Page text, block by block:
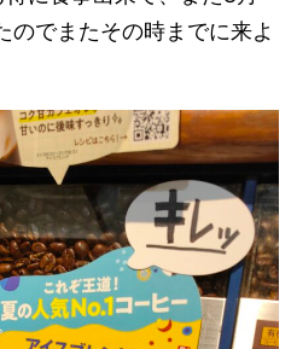
のでまたその時までに来よ